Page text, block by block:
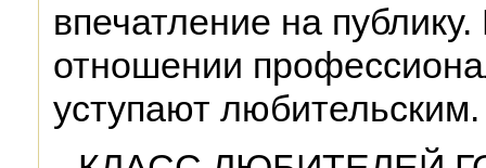
впечатление на
отношении
уступают любительским.